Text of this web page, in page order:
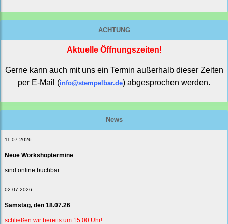
ACHTUNG
Aktuelle Öffnungszeiten!
Gerne kann auch mit uns ein Termin außerhalb dieser Zeiten
per E-Mail (info@stempelbar.de) abgesprochen werden.
News
11.07.2026
Neue Workshoptermine
sind online buchbar.
02.07.2026
Samstag, den 18.07.26
schließen wir bereits um 15:00 Uhr!